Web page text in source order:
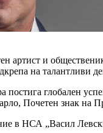
артист и
на талантливи
постига глобален
Почетен знак на
в НСА „Васил